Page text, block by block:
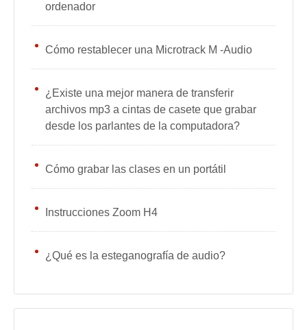
ordenador
Cómo restablecer una Microtrack M -Audio
¿Existe una mejor manera de transferir
archivos mp3 a cintas de casete que grabar
desde los parlantes de la computadora?
Cómo grabar las clases en un portátil
Instrucciones Zoom H4
¿Qué es la esteganografía de audio?